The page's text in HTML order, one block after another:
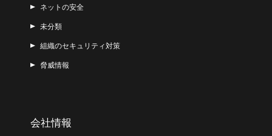
ネットの安全
未分類
組織のセキュリティ対策
脅威情報
会社情報